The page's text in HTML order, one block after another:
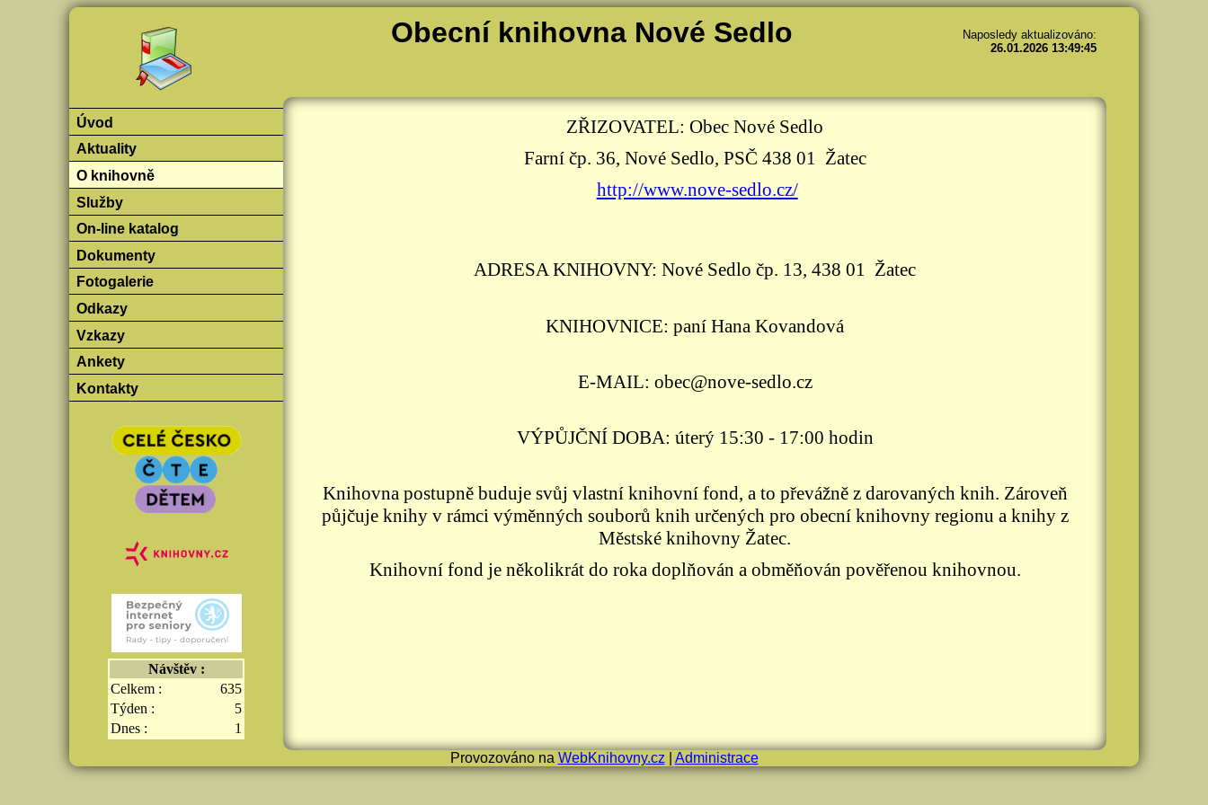
Naposledy aktualizováno:
26.01.2026 13:49:45
Obecní knihovna Nové Sedlo
Úvod
Aktuality
O knihovně
Služby
On-line katalog
Dokumenty
Fotogalerie
Odkazy
Vzkazy
Ankety
Kontakty
Návštěv :
Celkem :
635
Týden :
5
Dnes :
1
ZŘIZOVATEL: Obec Nové Sedlo
Farní čp. 36, Nové Sedlo, PSČ 438 01 Žatec
http://www.nove-sedlo.cz/
ADRESA KNIHOVNY: Nové Sedlo čp. 13, 438 01 Žatec
KNIHOVNICE: paní Hana Kovandová
E-MAIL: obec@nove-sedlo.cz
VÝPŮJČNÍ DOBA: úterý 15:30 - 17:00 hodin
Knihovna postupně buduje svůj vlastní knihovní fond, a to převážně z darovaných knih. Zároveň
půjčuje knihy v rámci výměnných souborů knih určených pro obecní knihovny regionu a knihy z
Městské knihovny Žatec.
Knihovní fond je několikrát do roka doplňován a obměňován pověřenou knihovnou.
Provozováno na WebKnihovny.cz Administrace